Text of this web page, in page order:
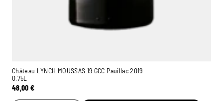
Château LYNCH MOUSSAS 19 GCC Pauillac 2019
0,75L
48,00€